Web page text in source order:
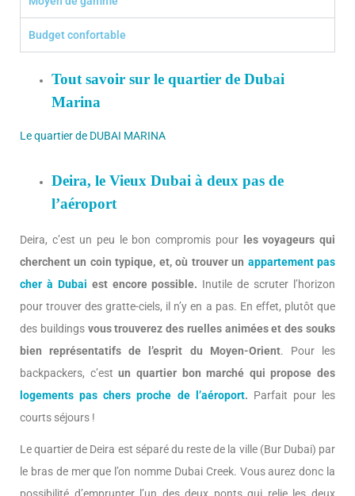
Budget confortable
Tout savoir sur le quartier de Dubai
Marina
Le quartier de DUBAI MARINA
Deira, le Vieux Dubai à deux pas de
l’aéroport
Deira, c’est un peu le bon compromis pour
les voyageurs qui
cherchent un coin typique, et, où trouver un appartement pas
cher à Dubai est encore possible. Inutile de scruter l’horizon
pour trouver des gratte-ciels, il n’y en a pas. En effet, plutôt que
des buildings vous trouverez des ruelles animées et des souks
bien représentatifs de l’esprit du Moyen-Orient. Pour les
backpackers, c’estun quartier bon marché qui propose des
logements pas chers proche de l’aéroport. Parfait pour les
courts séjours !
Le quartier de Deira est séparé du reste de la ville (Bur Dubai) par
le bras de mer que l’on nomme Dubai Creek. Vous aurez donc la